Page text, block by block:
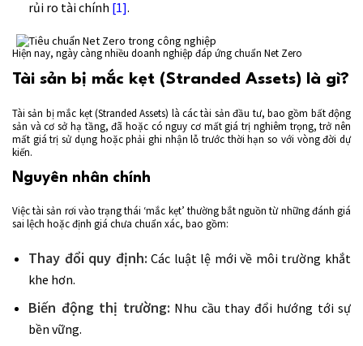
rủi ro tài chính [1].
Hiện nay, ngày càng nhiều doanh nghiệp đáp ứng chuẩn Net Zero
Tài sản bị mắc kẹt (Stranded Assets) là gì?
Tài sản bị mắc kẹt (Stranded Assets) là các tài sản đầu tư, bao gồm bất động
sản và cơ sở hạ tầng, đã hoặc có nguy cơ mất giá trị nghiêm trọng, trở nên
mất giá trị sử dụng hoặc phải ghi nhận lỗ trước thời hạn so với vòng đời dự
kiến.
Nguyên nhân chính
Việc tài sản rơi vào trạng thái ‘mắc kẹt’ thường bắt nguồn từ những đánh giá
sai lệch hoặc định giá chưa chuẩn xác, bao gồm:
Thay đổi quy định: Các luật lệ mới về môi trường khắt
khe hơn.
Biến động thị trường: Nhu cầu thay đổi hướng tới sự
bền vững.